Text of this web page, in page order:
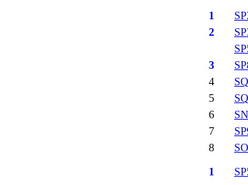
1
2
3
4
5
6
7
8
1